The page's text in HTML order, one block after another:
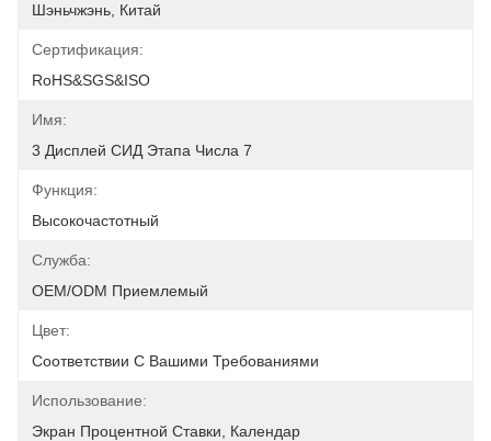
Шэньчжэнь, Китай
Сертификация:
RoHS&SGS&ISO
Имя:
3 Дисплей СИД Этапа Числа 7
Функция:
Высокочастотный
Служба:
OEM/ODM Приемлемый
Цвет:
Соответствии С Вашими Требованиями
Использование:
Экран Процентной Ставки, Календар